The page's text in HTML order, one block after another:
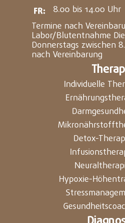
Individuelle
Detox-
Hypoxie-
8.00 bis 14.00 Uhr
Termine nach
Labor/Blutentnahme
Donnerstags zwischen
nach Vereinbarung